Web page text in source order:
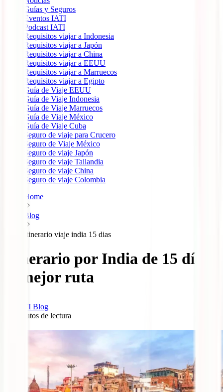
Guías y Seguros
Eventos IATI
Podcast IATI
Requisitos viajar a Indonesia
Requisitos viajar a Japón
Requisitos viajar a China
Requisitos viajar a EEUU
Requisitos viajar a Marruecos
Requisitos viajar a Egipto
Guía de Viaje EEUU
Guía de Viaje Indonesia
Guía de Viaje Marruecos
Guía de Viaje México
Guía de Viaje Cuba
Seguro de viaje para Crucero
Seguro de Viaje México
Seguro de viaje Japón
Seguro de viaje Tailandia
Seguro de viaje China
Seguro de viaje Colombia
Home
Blog
Itinerario viaje india 15 dias
Itinerario por India de 15 días:
la mejor ruta
IATI Blog
minutos de lectura